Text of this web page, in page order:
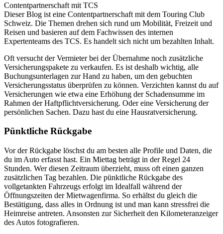
Contentpartnerschaft mit TCS
Dieser Blog ist eine Contentpartnerschaft mit dem Touring Club
Schweiz. Die Themen drehen sich rund um Mobilität, Freizeit und
Reisen und basieren auf dem Fachwissen des internen
Expertenteams des TCS. Es handelt sich nicht um bezahlten Inhalt.
Oft versucht der Vermieter bei der Übernahme noch zusätzliche
Versicherungspakete zu verkaufen. Es ist deshalb wichtig, alle
Buchungsunterlagen zur Hand zu haben, um den gebuchten
Versicherungsstatus überprüfen zu können. Verzichten kannst du auf
Versicherungen wie etwa eine Erhöhung der Schadensumme im
Rahmen der Haftpflichtversicherung. Oder eine Versicherung der
persönlichen Sachen. Dazu hast du eine Hausratversicherung.
Pünktliche Rückgabe
Vor der Rückgabe löschst du am besten alle Profile und Daten, die
du im Auto erfasst hast. Ein Miettag beträgt in der Regel 24
Stunden. Wer diesen Zeitraum überzieht, muss oft einen ganzen
zusätzlichen Tag bezahlen. Die pünktliche Rückgabe des
vollgetankten Fahrzeugs erfolgt im Idealfall während der
Öffnungszeiten der Mietwagenfirma. So erhältst du gleich die
Bestätigung, dass alles in Ordnung ist und man kann stressfrei die
Heimreise antreten. Ansonsten zur Sicherheit den Kilometeranzeiger
des Autos fotografieren.